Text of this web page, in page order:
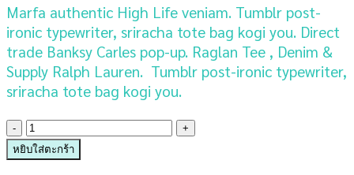
was:
$29.00.
is:
$29.00.
Marfa authentic High Life veniam. Tumblr post-
ironic typewriter, sriracha tote bag kogi you. Direct
trade Banksy Carles pop-up. Raglan Tee , Denim &
Supply Ralph Lauren. Tumblr post-ironic typewriter,
sriracha tote bag kogi you.
จำนวน
Raglan
Tee
หยิบใส่ตะกร้า